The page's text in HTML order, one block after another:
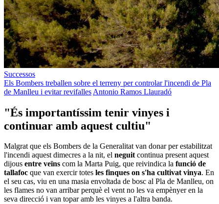
Successos
Els Bombers treballen sobre el terreny per controlar l'incendi de Pla
de Manlleu i evitar revifalles Antonio Ramos Llauradó
"És importantíssim tenir vinyes i
continuar amb aquest cultiu"
Malgrat que els Bombers de la Generalitat van donar per estabilitzat
l'incendi aquest dimecres a la nit, el neguitcontinua present aquest
dijous entre veïns com la Marta Puig, que reivindica la funció de
tallafoc que van exercir totes les finques on s'ha cultivat vinya. En
el seu cas, viu en una masia envoltada de bosc al Pla de Manlleu, on
les flames no van arribar perquè el vent no les va empènyer en la
seva direcció i van topar amb les vinyes a l'altra banda.